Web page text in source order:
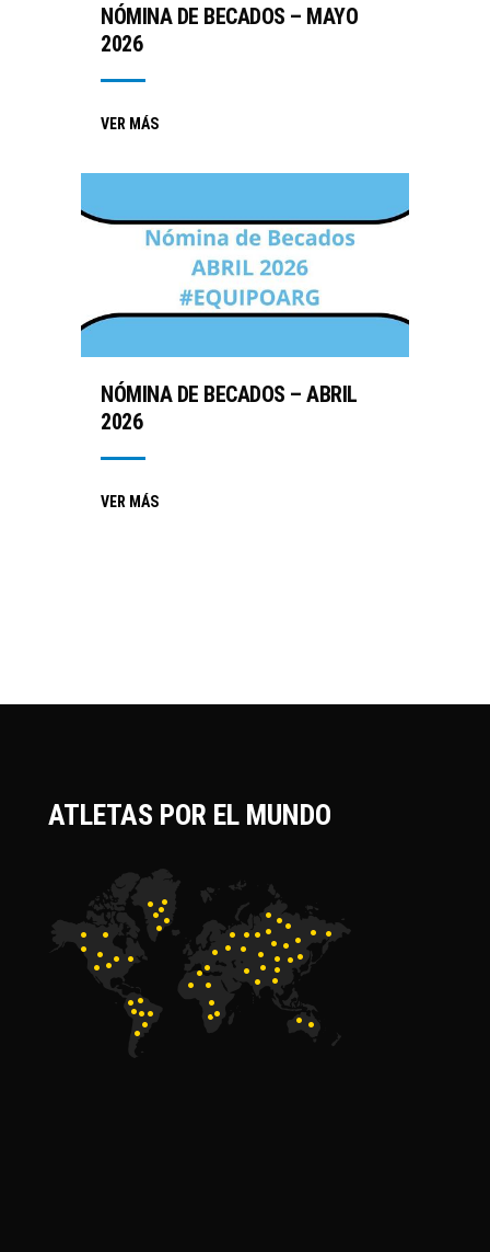
NÓMINA DE BECADOS – MAYO
2026
VER MÁS
NÓMINA DE BECADOS – ABRIL
2026
VER MÁS
ATLETAS POR EL MUNDO